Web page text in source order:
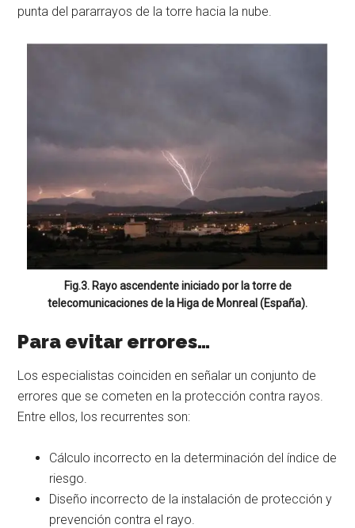
punta del pararrayos de la torre hacia la nube.
Fig.3. Rayo ascendente iniciado por la torre de
telecomunicaciones de la Higa de Monreal (España).
Para evitar errores…
Los especialistas coinciden en señalar un conjunto de
errores que se cometen en la protección contra rayos.
Entre ellos, los recurrentes son:
Cálculo incorrecto en la determinación del índice de
riesgo.
Diseño incorrecto de la instalación de protección y
prevención contra el rayo.